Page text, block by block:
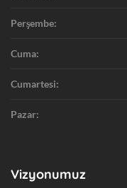
Perşembe:
Cuma:
Cumartesi:
Pazar:
Vizyonumuz